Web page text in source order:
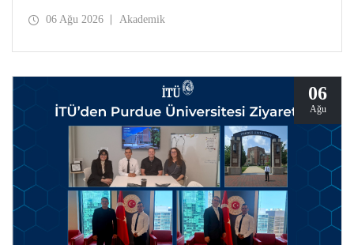
ilgili fakülte ve birimler adaylara bilgi vermeye devam
06 Ağu 2026 Akademik
06
Ağu